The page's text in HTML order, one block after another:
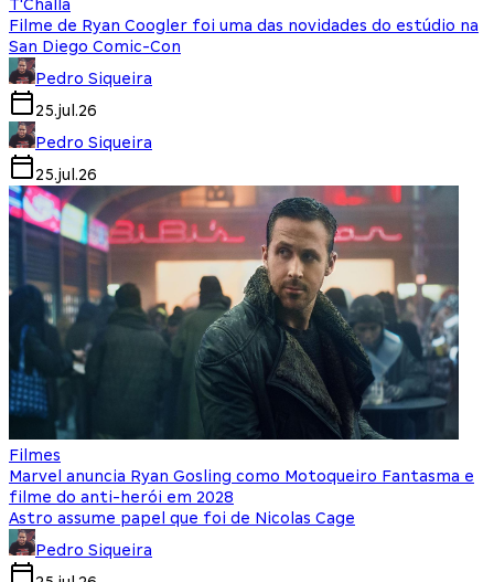
T'Challa
Filme de Ryan Coogler foi uma das novidades do estúdio na
San Diego Comic-Con
Pedro Siqueira
25.jul.26
Pedro Siqueira
25.jul.26
Filmes
Marvel anuncia Ryan Gosling como Motoqueiro Fantasma e
filme do anti-herói em 2028
Astro assume papel que foi de Nicolas Cage
Pedro Siqueira